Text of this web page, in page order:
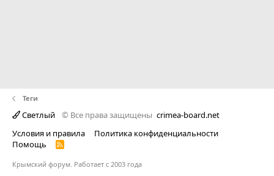
Теги
Светлый © Все права защищены crimea-board.net
Условия и правила
Политика конфиденциальности
Помощь
R
Крымский форум. Работает с 2003 года